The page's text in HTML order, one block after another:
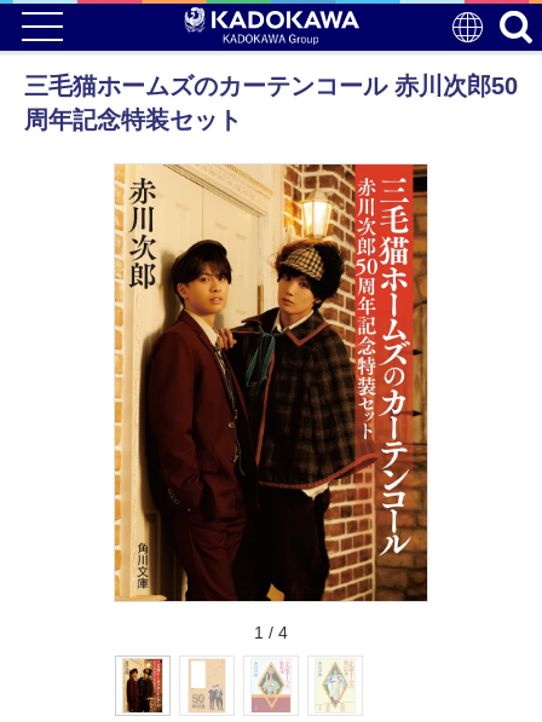
三毛猫ホームズのカーテンコール 赤川次郎50
周年記念特装セット
1 / 4